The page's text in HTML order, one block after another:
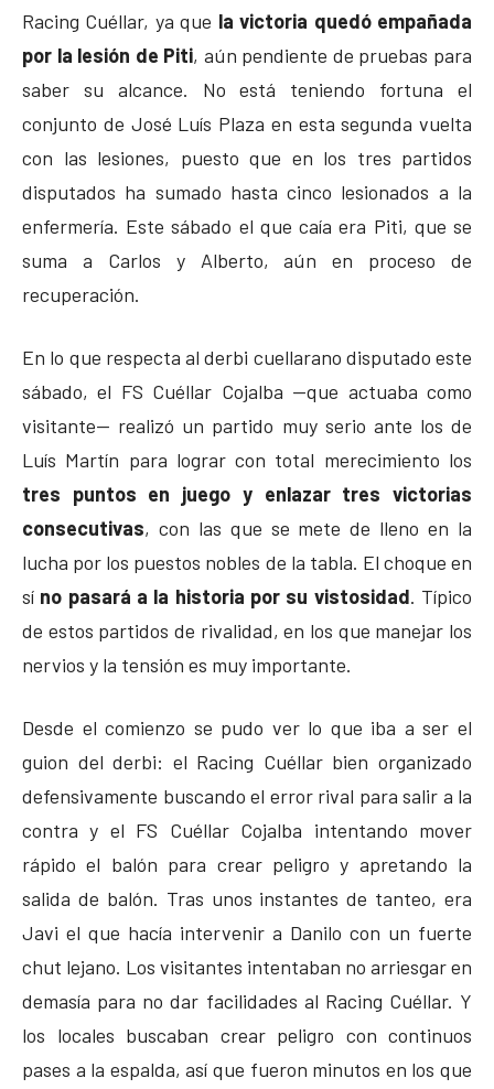
Racing Cuéllar, ya que la victoria quedó empañada
por la lesión de Piti, aún pendiente de pruebas para
saber su alcance. No está teniendo fortuna el
conjunto de José Luís Plaza en esta segunda vuelta
con las lesiones, puesto que en los tres partidos
disputados ha sumado hasta cinco lesionados a la
enfermería. Este sábado el que caía era Piti, que se
suma a Carlos y Alberto, aún en proceso de
recuperación.
En lo que respecta al derbi cuellarano disputado este
sábado, el FS Cuéllar Cojalba —que actuaba como
visitante— realizó un partido muy serio ante los de
Luís Martín para lograr con total merecimiento los
tres puntos en juego y enlazar tres victorias
consecutivas, con las que se mete de lleno en la
lucha por los puestos nobles de la tabla. El choque en
sí no pasará a la historia por su vistosidad. Típico
de estos partidos de rivalidad, en los que manejar los
nervios y la tensión es muy importante.
Desde el comienzo se pudo ver lo que iba a ser el
guion del derbi: el Racing Cuéllar bien organizado
defensivamente buscando el error rival para salir a la
contra y el FS Cuéllar Cojalba intentando mover
rápido el balón para crear peligro y apretando la
salida de balón. Tras unos instantes de tanteo, era
Javi el que hacía intervenir a Danilo con un fuerte
chut lejano. Los visitantes intentaban no arriesgar en
demasía para no dar facilidades al Racing Cuéllar. Y
los locales buscaban crear peligro con continuos
pases a la espalda, así que fueron minutos en los que